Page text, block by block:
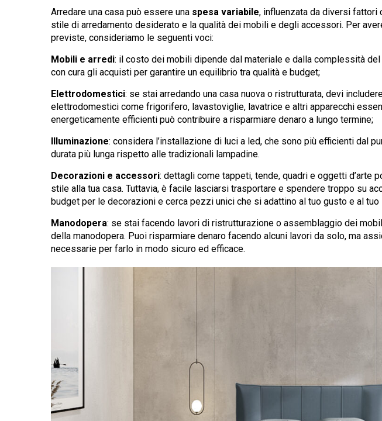
Arredare una casa può essere una spesa variabile, influenzata da diversi fattori
stile di arredamento desiderato e la qualità dei mobili e degli accessori. Per
previste, consideriamo le seguenti voci:
Mobili e arredi: il costo dei mobili dipende dal materiale e dalla complessità
con cura gli acquisti per garantire un equilibrio tra qualità e budget;
Elettrodomestici: se stai arredando una casa nuova o ristrutturata, devi
elettrodomestici come frigorifero, lavastoviglie, lavatrice e altri apparecchi
energeticamente efficienti può contribuire a risparmiare denaro a lungo termine;
Illuminazione: considera l’installazione di luci a led, che sono più efficienti dal
durata più lunga rispetto alle tradizionali lampadine.
Decorazioni e accessori: dettagli come tappeti, tende, quadri e oggetti d’arte
stile alla tua casa. Tuttavia, è facile lasciarsi trasportare e spendere troppo su
budget per le decorazioni e cerca pezzi unici che si adattino al tuo gusto e al tuo
Manodopera: se stai facendo lavori di ristrutturazione o assemblaggio dei
della manodopera. Puoi risparmiare denaro facendo alcuni lavori da solo, ma
necessarie per farlo in modo sicuro ed efficace.